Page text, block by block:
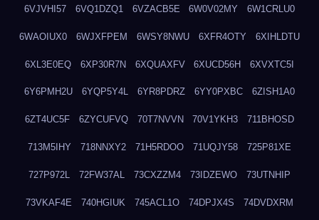
6VJVHI57 6VQ1DZQ1 6VZACB5E 6W0V02MY 6W1CRLU0
6WAOIUX0 6WJXFPEM 6WSY8NWU 6XFR4OTY 6XIHLDTU
6XL3E0EQ 6XP30R7N 6XQUAXFV 6XUCD56H 6XVXTC5I
6Y6PMH2U 6YQP5Y4L 6YR8PDRZ 6YY0PXBC 6ZISH1A0
6ZT4UC5F 6ZYCUFVQ 70T7NVVN 70V1YKH3 711BHOSD
713M5IHY 718NNXY2 71H5RDOO 71UQJY58 725P81XE
727P972L 72FW37AL 73CXZZM4 73IDZEWO 73UTNHIP
73VKAF4E 740HGIUK 745ACL1O 74DPJX4S 74DVDXRM